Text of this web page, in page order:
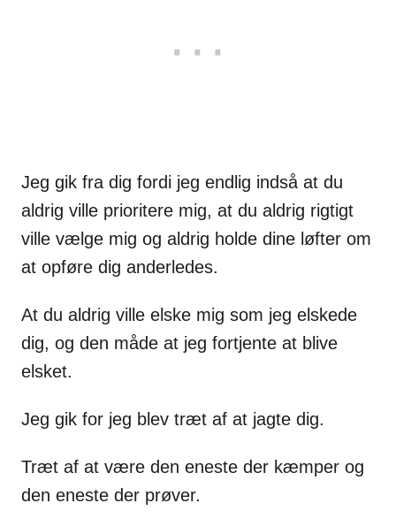
Jeg gik fra dig fordi jeg endlig indså at du
aldrig ville prioritere mig, at du aldrig rigtigt
ville vælge mig og aldrig holde dine løfter om
at opføre dig anderledes.
At du aldrig ville elske mig som jeg elskede
dig, og den måde at jeg fortjente at blive
elsket.
Jeg gik for jeg blev træt af at jagte dig.
Træt af at være den eneste der kæmper og
den eneste der prøver.